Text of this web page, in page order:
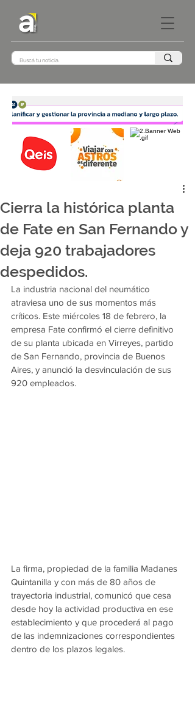
Cierra la histórica planta
de Fate en San Fernando y
deja 920 trabajadores
despedidos.
La industria nacional del neumático
atraviesa uno de sus momentos más
críticos. Este miércoles 18 de febrero, la
empresa Fate confirmó el cierre definitivo
de su planta ubicada en Virreyes, partido
de San Fernando, provincia de Buenos
Aires, y anunció la desvinculación de sus
920 empleados.
La firma, propiedad de la familia Madanes
Quintanilla y con más de 80 años de
trayectoria industrial, comunicó que cesa
desde hoy la actividad productiva en ese
establecimiento y que procederá al pago
de las indemnizaciones correspondientes
dentro de los plazos legales.